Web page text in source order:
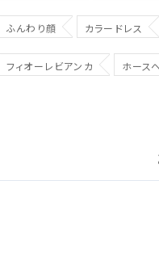
ふんわり顔 カラードレス
フィオーレビアンカ ホース